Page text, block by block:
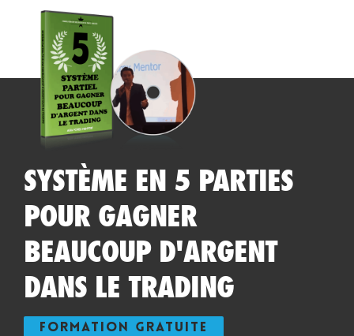
SYSTÈME EN 5 PARTIES
POUR GAGNER
BEAUCOUP D'ARGENT
DANS LE TRADING
FORMATION GRATUITE